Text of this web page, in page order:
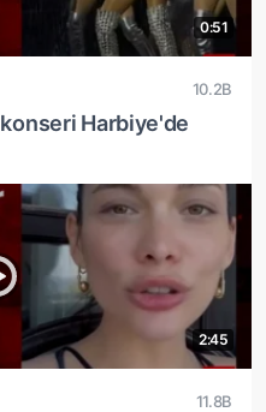
0:51
10.2B
Harbiye'de
2:45
11.8B